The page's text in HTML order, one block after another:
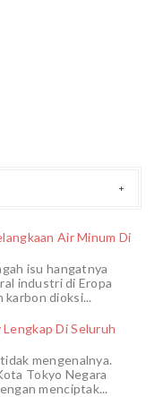
Air Minum Di
isu hangatnya
industri di Eropa
karbon dioksi...
Di Seluruh
mengenalnya.
Tokyo Negara
menciptak...